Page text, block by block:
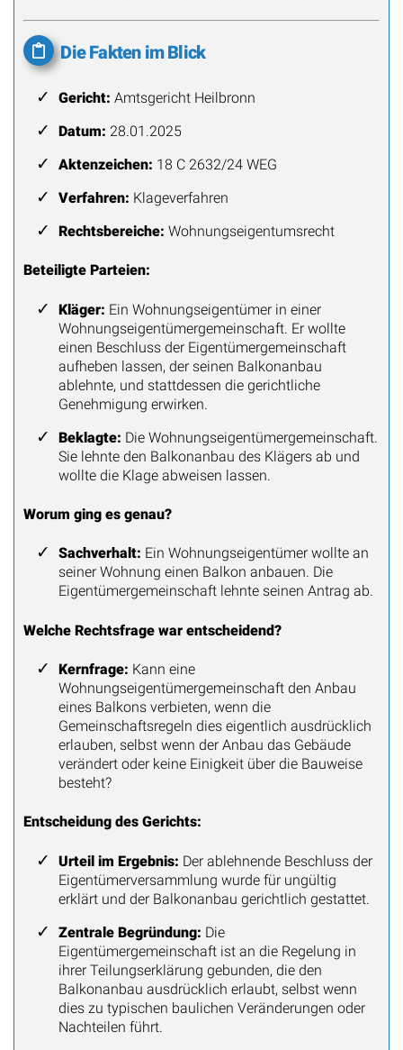
Die Fakten im Blick
Gericht: Amtsgericht Heilbronn
Datum: 28.01.2025
Aktenzeichen: 18 C 2632/24 WEG
Verfahren: Klageverfahren
Rechtsbereiche: Wohnungseigentumsrecht
Beteiligte Parteien:
Kläger: Ein Wohnungseigentümer in einer
Wohnungseigentümergemeinschaft. Er wollte
einen Beschluss der Eigentümergemeinschaft
aufheben lassen, der seinen Balkonanbau
ablehnte, und stattdessen die gerichtliche
Genehmigung erwirken.
Beklagte: Die Wohnungseigentümergemeinschaft.
Sie lehnte den Balkonanbau des Klägers ab und
wollte die Klage abweisen lassen.
Worum ging es genau?
Sachverhalt: Ein Wohnungseigentümer wollte an
seiner Wohnung einen Balkon anbauen. Die
Eigentümergemeinschaft lehnte seinen Antrag ab.
Welche Rechtsfrage war entscheidend?
Kernfrage: Kann eine
Wohnungseigentümergemeinschaft den Anbau
eines Balkons verbieten, wenn die
Gemeinschaftsregeln dies eigentlich ausdrücklich
erlauben, selbst wenn der Anbau das Gebäude
verändert oder keine Einigkeit über die Bauweise
besteht?
Entscheidung des Gerichts:
Urteil im Ergebnis: Der ablehnende Beschluss der
Eigentümerversammlung wurde für ungültig
erklärt und der Balkonanbau gerichtlich gestattet.
Zentrale Begründung: Die
Eigentümergemeinschaft ist an die Regelung in
ihrer Teilungserklärung gebunden, die den
Balkonanbau ausdrücklich erlaubt, selbst wenn
dies zu typischen baulichen Veränderungen oder
Nachteilen führt.